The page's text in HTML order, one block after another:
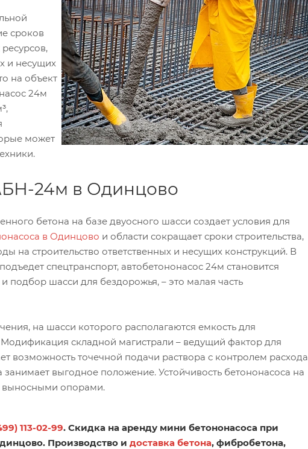
сроков
и несущих
на объект
24м
может
24м в Одинцово
бетона на базе двуосного шасси создает условия для
в Одинцово и области сокращает сроки строительства,
на строительство ответственных и несущих конструкций. В
спецтранспорт, автобетононасос 24м становится
подбор шасси для бездорожья, – это малая часть
на шасси которого располагаются емкость для
Модификация складной магистрали – ведущий фактор для
возможность точечной подачи раствора с контролем расхода
выгодное положение. Устойчивость бетононасоса на
выносными опорами.
113-02-99. Скидка на аренду мини бетононасоса при
Производство и доставка бетона, фибробетона,